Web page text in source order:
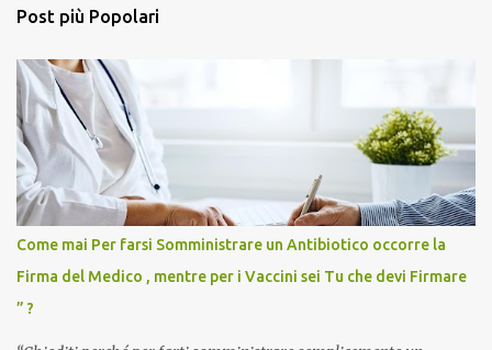
Post più Popolari
Come mai Per farsi Somministrare un Antibiotico occorre la
Firma del Medico , mentre per i Vaccini sei Tu che devi Firmare
” ?